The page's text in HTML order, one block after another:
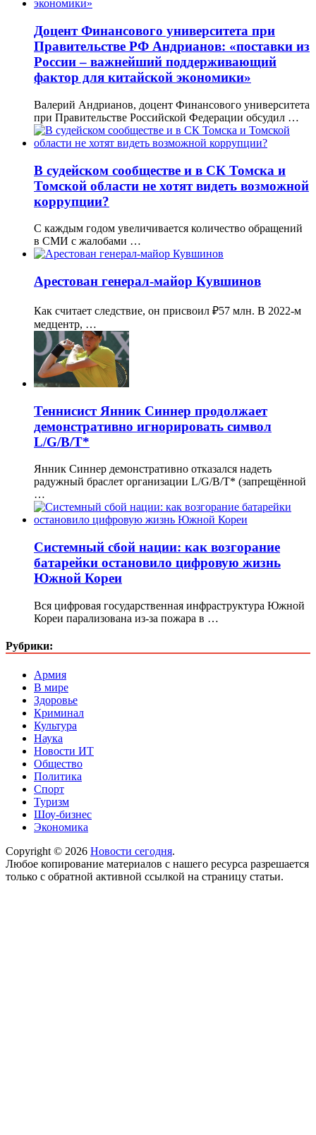
Доцент Финансового университета при
Правительстве РФ Андрианов: «поставки из
России – важнейший поддерживающий
фактор для китайской экономики»
Валерий Андрианов, доцент Финансового университета
при Правительстве Российской Федерации обсудил …
В судейском сообществе и в СК Томска и
Томской области не хотят видеть возможной
коррупции?
С каждым годом увеличивается количество обращений
в СМИ с жалобами …
Арестован генерал-майор Кувшинов
Как считает следствие, он присвоил ₽57 млн. В 2022-м
медцентр, …
Теннисист Янник Синнер продолжает
демонстративно игнорировать символ
L/G/B/T*
Янник Синнер демонстративно отказался надеть
радужный браслет организации L/G/B/T* (запрещённой
…
Системный сбой нации: как возгорание
батарейки остановило цифровую жизнь
Южной Кореи
Вся цифровая государственная инфраструктура Южной
Кореи парализована из-за пожара в …
Рубрики:
Армия
В мире
Здоровье
Криминал
Культура
Наука
Новости ИТ
Общество
Политика
Спорт
Туризм
Шоу-бизнес
Экономика
Copyright © 2026 Новости сегодня.
Любое копирование материалов с нашего ресурса разрешается
только с обратной активной ссылкой на страницу статьи.